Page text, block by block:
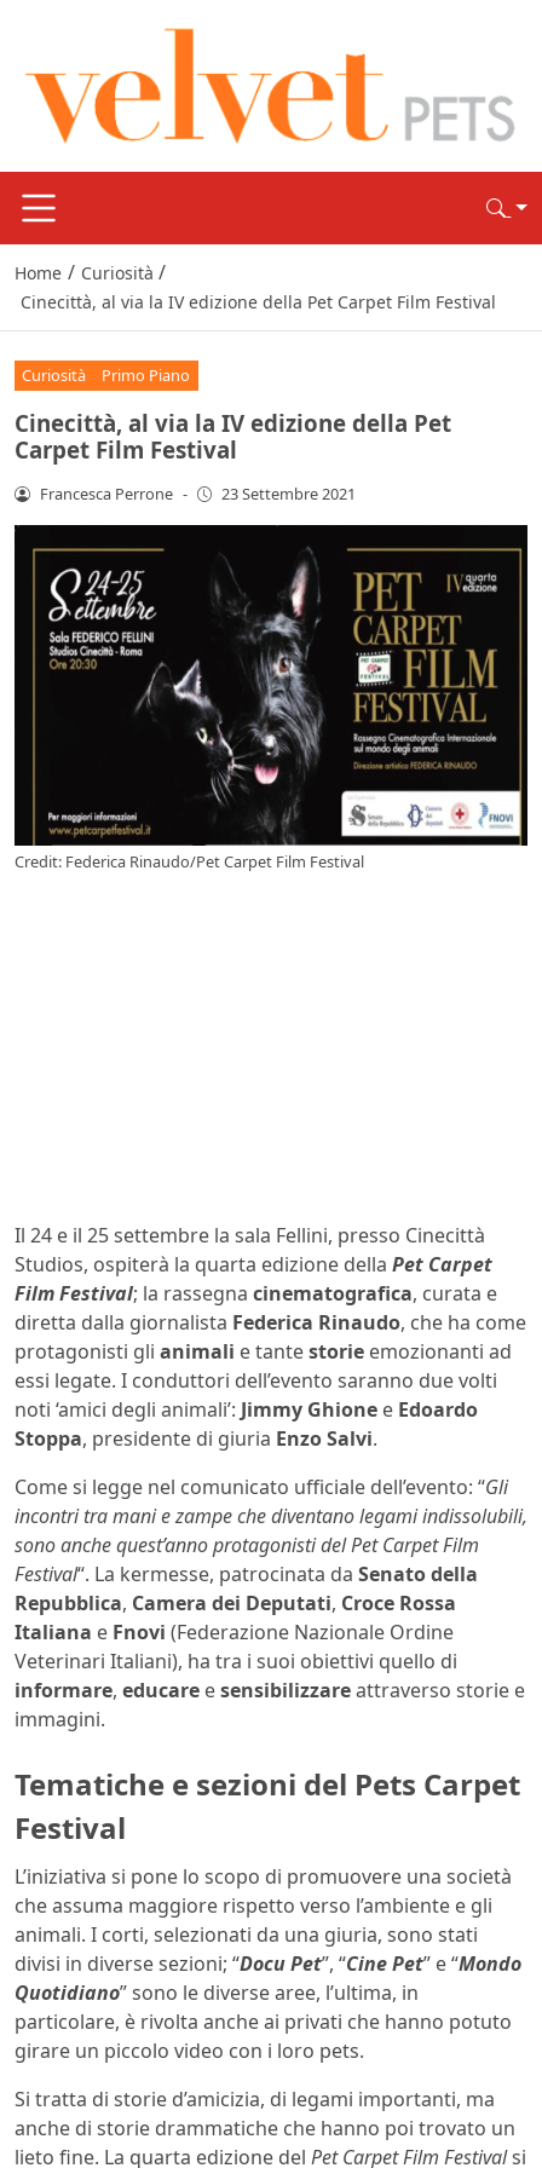
Home / Curiosità /
Cinecittà, al via la IV edizione della Pet Carpet Film Festival
Curiosità Primo Piano
Cinecittà, al via la IV edizione della Pet
Carpet Film Festival
Francesca Perrone - 23 Settembre 2021
Credit: Federica Rinaudo/Pet Carpet Film Festival
Il 24 e il 25 settembre la sala Fellini, presso Cinecittà
Studios, ospiterà la quarta edizione della Pet Carpet
Film Festival; la rassegna cinematografica, curata e
diretta dalla giornalista Federica Rinaudo, che ha come
protagonisti gli animali e tantestorie emozionanti ad
essi legate. I conduttori dell’evento saranno due volti
noti ‘amici degli animali’: Jimmy Ghione e Edoardo
Stoppa, presidente di giuria Enzo Salvi.
Come si legge nel comunicato ufficiale dell’evento: “Gli
incontri tra mani e zampe che diventano legami indissolubili,
sono anche quest’anno protagonisti del Pet Carpet Film
Festival“. La kermesse, patrocinata da Senato della
Repubblica, Camera dei Deputati, Croce Rossa
Italiana e Fnovi (Federazione Nazionale Ordine
Veterinari Italiani), ha tra i suoi obiettivi quello di
informare, educare esensibilizzareattraverso storie e
immagini.
Tematiche e sezioni del Pets Carpet
Festival
L’iniziativa si pone lo scopo di promuovere una società
che assuma maggiore rispetto verso l’ambiente e gli
animali. I corti, selezionati da una giuria, sono stati
divisi in diverse sezioni; “Docu Pet”, “Cine Pet” e “Mondo
Quotidiano” sono le diverse aree, l’ultima, in
particolare, è rivolta anche ai privati che hanno potuto
girare un piccolo video con i loro pets.
Si tratta di storie d’amicizia, di legami importanti, ma
anche di storie drammatiche che hanno poi trovato un
lieto fine. La quarta edizione del Pet Carpet Film Festivalsi